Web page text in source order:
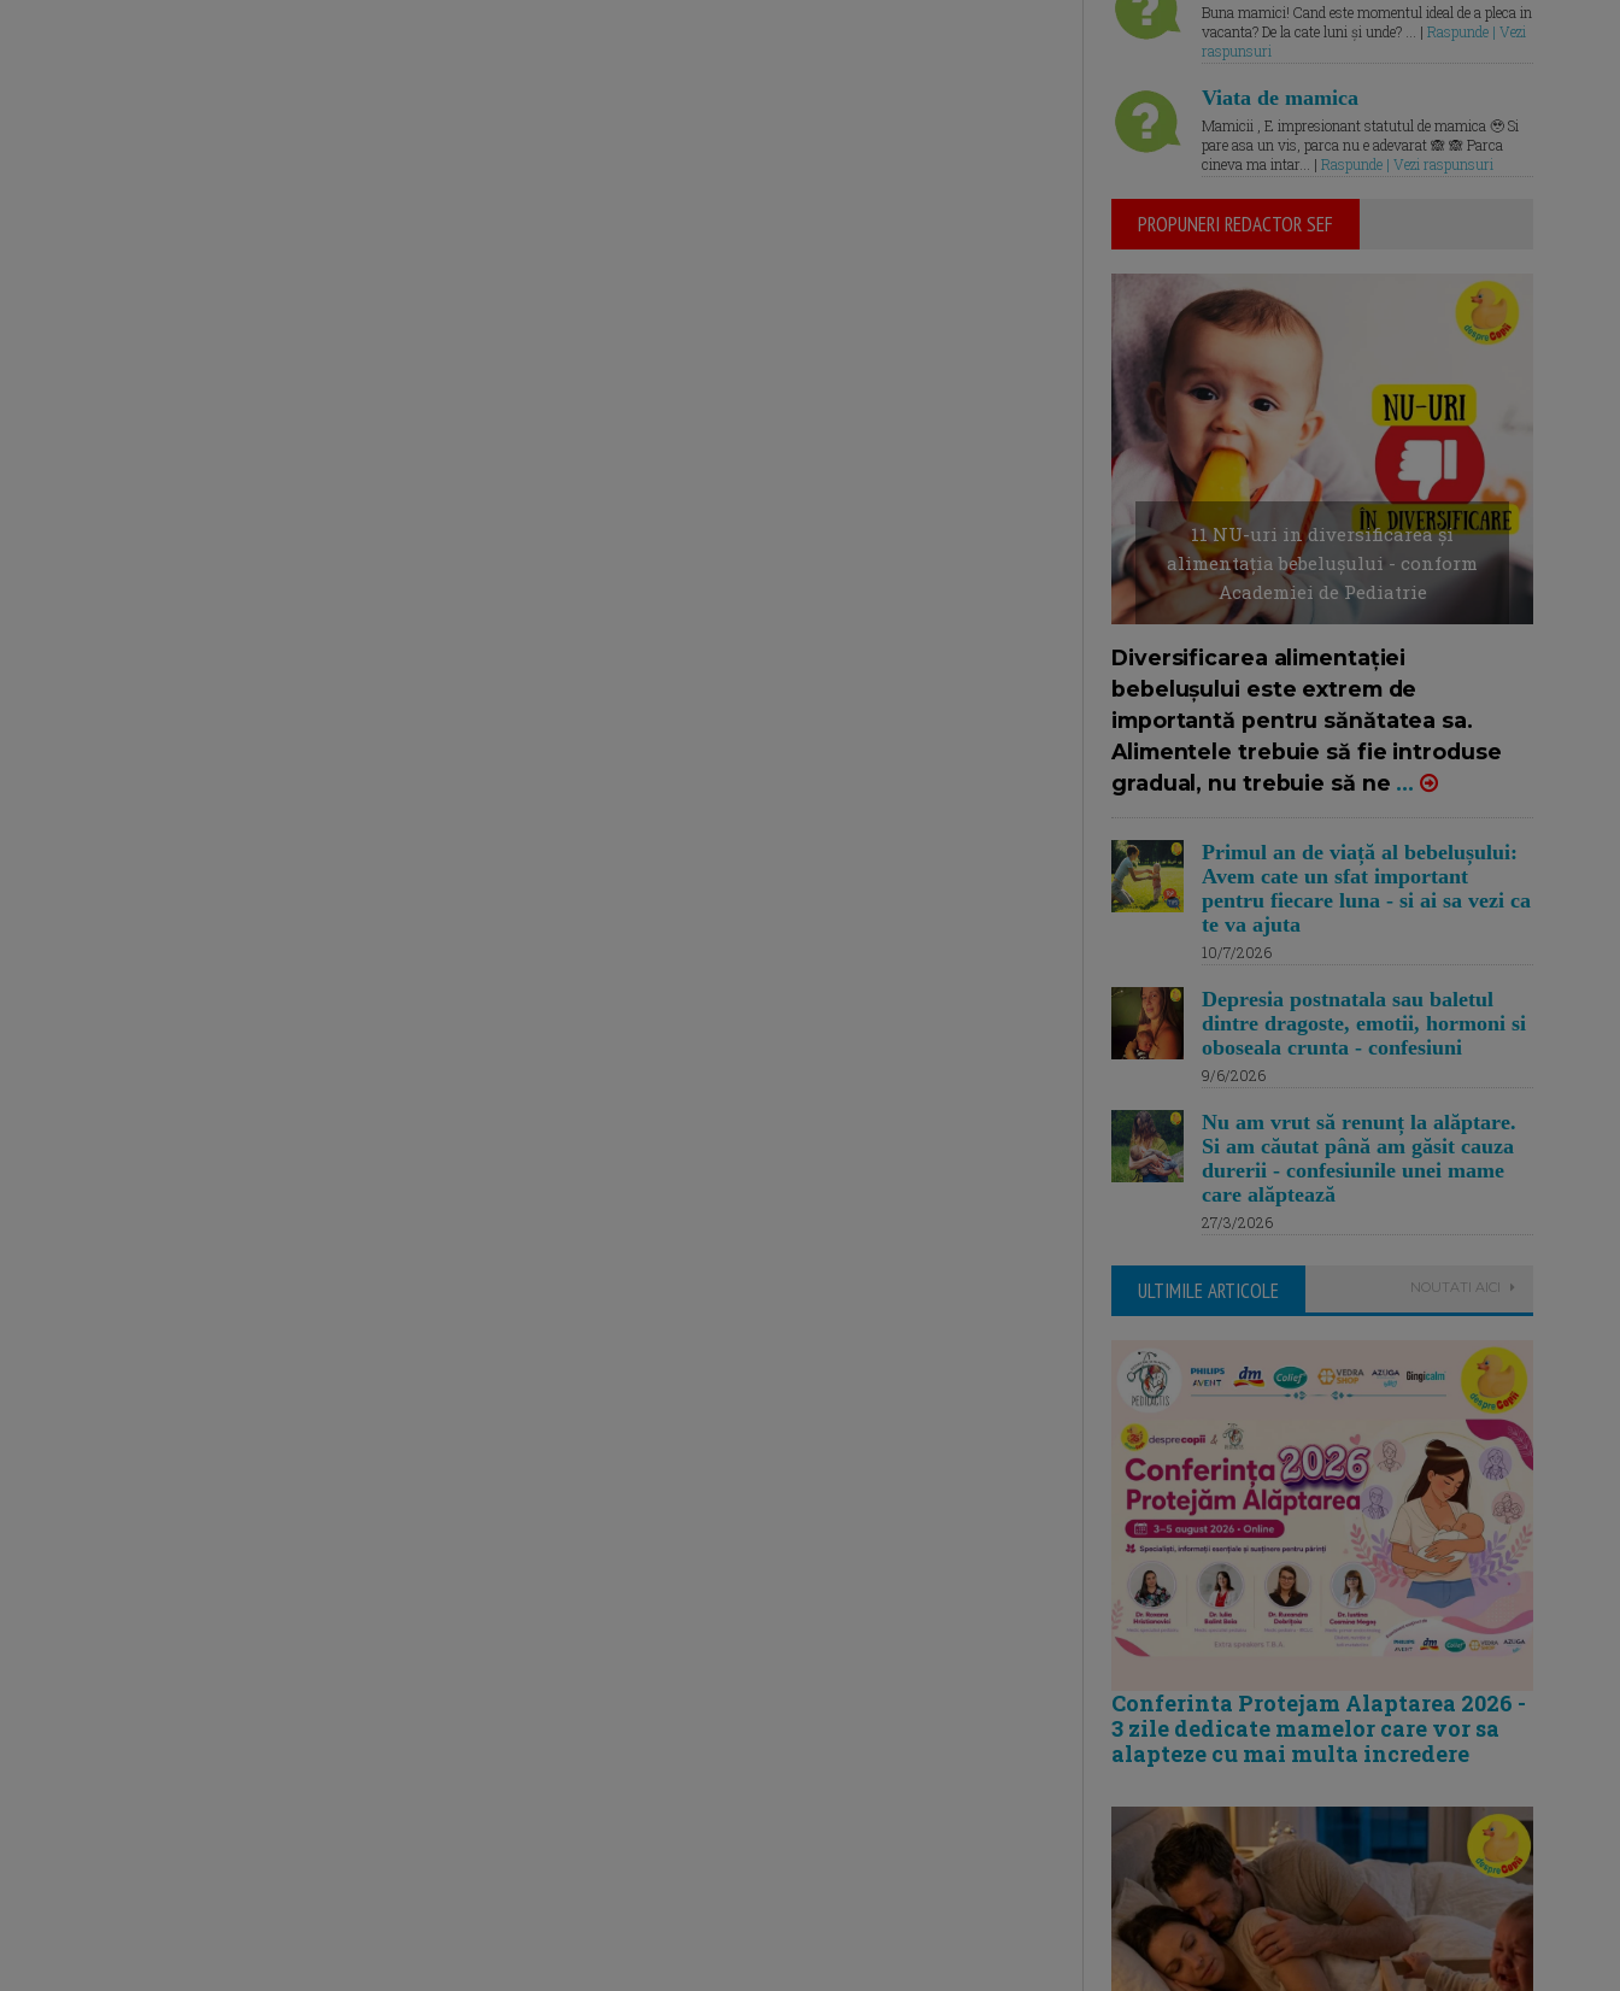
Buna mamici! Cand este momentul ideal de a pleca in
vacanta? De la cate luni și unde? ... | Raspunde | Vezi
raspunsuri
Viata de mamica
Mamicii , E impresionant statutul de mamica 🥹 Si
pare asa un vis, parca nu e adevarat 🙈 🙈 Parca
cineva ma intar... | Raspunde | Vezi raspunsuri
PROPUNERI REDACTOR SEF
11 NU-uri in diversificarea și
alimentația bebelușului - conform
Academiei de Pediatrie
Diversificarea alimentației
bebelușului este extrem de
importantă pentru sănătatea sa.
Alimentele trebuie să fie introduse
gradual, nu trebuie să ne ...
Primul an de viață al bebelușului:
Avem cate un sfat important
pentru fiecare luna - si ai sa vezi ca
te va ajuta
10/7/2026
Depresia postnatala sau baletul
dintre dragoste, emotii, hormoni si
oboseala crunta - confesiuni
9/6/2026
Nu am vrut să renunț la alăptare.
Si am căutat până am găsit cauza
durerii - confesiunile unei mame
care alăptează
27/3/2026
ULTIMILE ARTICOLE NOUTATI AICI
Conferinta Protejam Alaptarea 2026 -
3 zile dedicate mamelor care vor sa
alapteze cu mai multa incredere